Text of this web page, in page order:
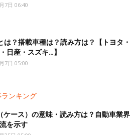
7日 06:40
は？搭載車種は？読み方は？【トヨタ・
日産・スズキ…】
7日 05:00
ランキング
ケース）の意味・読み方は？自動車業界
を示す